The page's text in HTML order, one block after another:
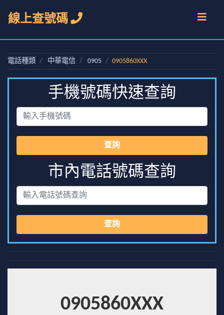
線上查號碼
電話種類 中華電信 0905 0905860XXX
手機號碼快速查詢
查詢
市內電話號碼查詢
查詢
0905860XXX